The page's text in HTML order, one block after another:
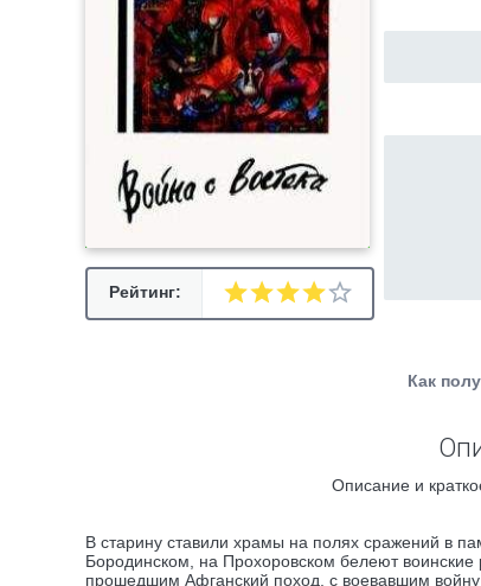
Рейтинг:
Как
Описание и
В старину ставили храмы на полях сражений в
Бородинском, на Прохоровском белеют воинские
прошедшим Афганский поход, с воевавшим